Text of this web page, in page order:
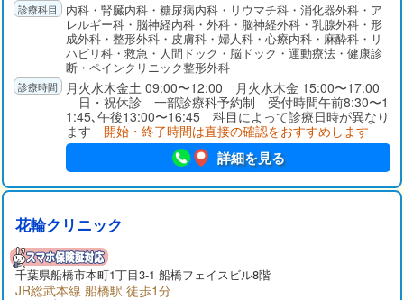
内科・腎臓内科・糖尿病内科・リウマチ科・消化器外科・ア
レルギー科・脳神経内科・外科・脳神経外科・乳腺外科・形
成外科・整形外科・皮膚科・婦人科・心療内科・麻酔科・リ
ハビリ科・救急・人間ドック・脳ドック・運動療法・健康診
断・ペインクリニック整形外科
月火水木金土 09:00〜12:00 月火水木金 15:00〜17:00
日・祝休診 一部診療科予約制 受付時間午前8:30〜1
1:45､午後13:00〜16:45 科目によって診療日時が異なり
ます 開始・終了時間は直接の確認をおすすめします
詳細を見る
花輪クリニック
千葉県船橋市本町1丁目3-1 船橋フェイスビル8階
JR総武本線 船橋駅 徒歩1分